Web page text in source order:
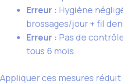
Erreur : Hygiène
brossages/jour + fil
Erreur : Pas de
tous 6 mois.
Appliquer ces mesures